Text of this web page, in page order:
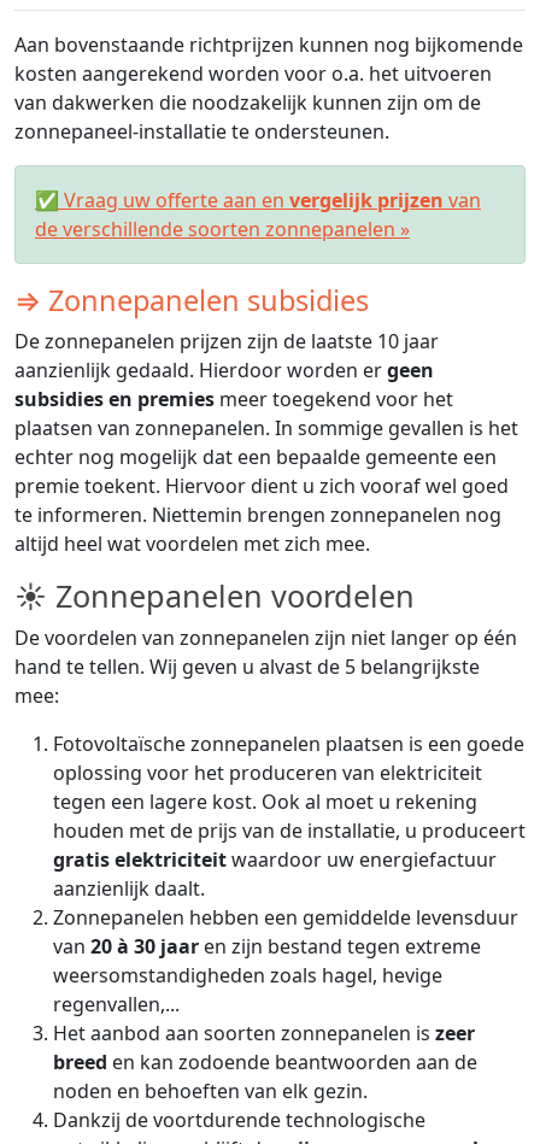
Aan bovenstaande richtprijzen kunnen nog bijkomende
kosten aangerekend worden voor o.a. het uitvoeren
van dakwerken die noodzakelijk kunnen zijn om de
zonnepaneel-installatie te ondersteunen.
✅ Vraag uw offerte aan en vergelijk prijzen van
de verschillende soorten zonnepanelen »
⇒ Zonnepanelen subsidies
De zonnepanelen prijzen zijn de laatste 10 jaar
aanzienlijk gedaald. Hierdoor worden ergeen
subsidies en premies meer toegekend voor het
plaatsen van zonnepanelen. In sommige gevallen is het
echter nog mogelijk dat een bepaalde gemeente een
premie toekent. Hiervoor dient u zich vooraf wel goed
te informeren. Niettemin brengen zonnepanelen nog
altijd heel wat voordelen met zich mee.
☀ Zonnepanelen voordelen
De voordelen van zonnepanelen zijn niet langer op één
hand te tellen. Wij geven u alvast de 5 belangrijkste
mee:
Fotovoltaïsche zonnepanelen plaatsen is een goede
oplossing voor het produceren van elektriciteit
tegen een lagere kost. Ook al moet u rekening
houden met de prijs van de installatie, u produceert
gratis elektriciteitwaardoor uw energiefactuur
aanzienlijk daalt.
Zonnepanelen hebben een gemiddelde levensduur
van 20 à 30 jaar en zijn bestand tegen extreme
weersomstandigheden zoals hagel, hevige
regenvallen,...
Het aanbod aan soorten zonnepanelen is zeer
breed en kan zodoende beantwoorden aan de
noden en behoeften van elk gezin.
Dankzij de voortdurende technologische